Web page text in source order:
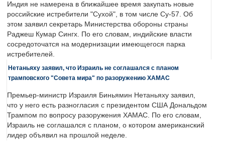
Индия не намерена в ближайшее время закупать новые
российские истребители "Сухой", в том числе Су-57. Об
этом заявил секретарь Министерства обороны страны
Раджеш Кумар Сингх. По его словам, индийские власти
сосредоточатся на модернизации имеющегося парка
истребителей.
Нетаньяху заявил, что Израиль не соглашался с планом
трамповского "Совета мира" по разоружению ХАМАС
Премьер-министр Израиля Биньямин Нетаньяху заявил,
что у него есть разногласия с президентом США Дональдом
Трампом по вопросу разоружения ХАМАС. По его словам,
Израиль не соглашался с планом, о котором американский
лидер объявил на прошлой неделе.